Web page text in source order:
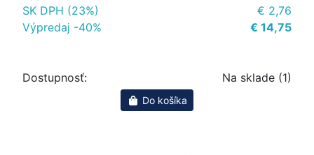
SK DPH (23%)
€ 2,76
Výpredaj -40%
€ 14,75
Dostupnosť: Na sklade (1)
Do košíka